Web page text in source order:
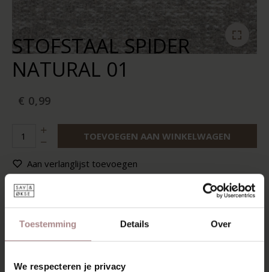
Toestemming Details Over
We respecteren je privacy
STOFSTAAL SPIDER
NATURAL 01
€ 0,99
TOEVOEGEN AAN WINKELWAGEN
Aan verlanglijst toevoegen
Op voorraad:
Levertijd:
RECENT BEKEKEN